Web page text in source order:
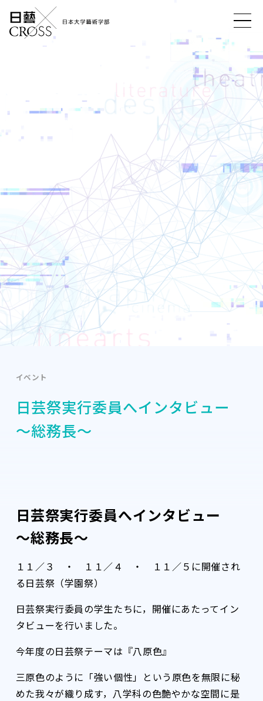
イベント
日芸祭実行委員へインタビュー
～総務長～
日芸祭実行委員へインタビュー
～総務長～
１１／３ ・ １１／４ ・ １１／５に開催され
る日芸祭（学園祭）
日芸祭実行委員の学生たちに，開催にあたってイン
タビューを行いました。
今年度の日芸祭テーマは『八原色』
三原色のように「強い個性」という原色を無限に秘
めた我々が織り成す，八学科の色艶やかな空間に是